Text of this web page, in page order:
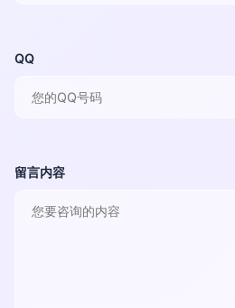
QQ
留言内容